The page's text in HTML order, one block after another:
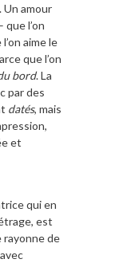
amour
que l’on
aime le
que l’on
bord. La
par des
datés, mais
et
qui en
est
rayonne de